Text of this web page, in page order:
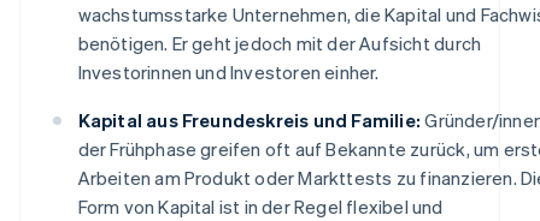
wachstumsstarke Unternehmen, die Kapital und
benötigen. Er geht jedoch mit der Aufsicht durch
Investorinnen und Investoren einher.
Kapital aus Freundeskreis und Familie: Gründer/
der Frühphase greifen oft auf Bekannte zurück, um
Arbeiten am Produkt oder Markttests zu finanzieren.
Form von Kapital ist in der Regel flexibel und